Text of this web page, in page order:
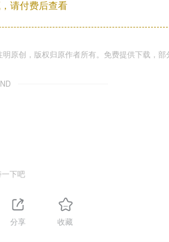
请付费后查看
原创，版权归原作者所有。免费提供下载，部
下吧
分享 收藏